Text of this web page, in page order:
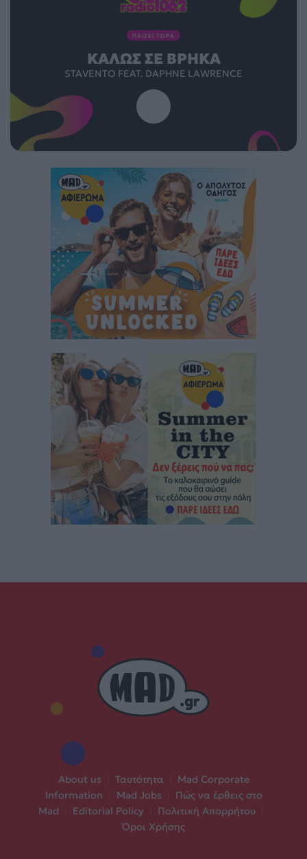
ΠΑΙΖΕΙ ΤΩΡΑ
ΚΑΛΏΣ ΣΕ ΒΡΉΚΑ
STAVENTO FEAT. DAPHNE LAWRENCE
About us Ταυτότητα
Mad Corporate
Information
Mad Jobs
Πώς να έρθεις στο
Mad
Editorial Policy Πολιτική Απορρήτου
Όροι Χρήσης